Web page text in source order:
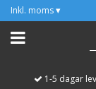
Inkl. moms ▾
1-5 dagar